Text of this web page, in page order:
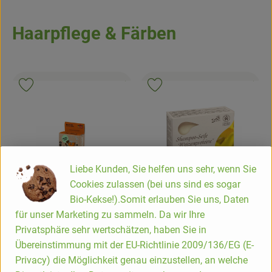
Haarpflege & Färben
, Preis:
5,90 €/ 60 g
Festes Shampoo & Dusche
"2in1 Apfel Maus"
Produkt zum Warenkorb hinzufügen
, Verband:
.
, Preis:
5,99 € / 125 g
Shampoo-Seife
Weizenproteine mit
Schafmilch
,
.
Liebe Kunden, Sie helfen uns sehr, wenn Sie
Cookies zulassen (bei uns sind es sogar
Bio-Kekse!).Somit erlauben Sie uns, Daten
für unser Marketing zu sammeln. Da wir Ihre
Privatsphäre sehr wertschätzen, haben Sie in
Übereinstimmung mit der EU-Richtlinie 2009/136/EG (E-
Privacy) die Möglichkeit genau einzustellen, an welche